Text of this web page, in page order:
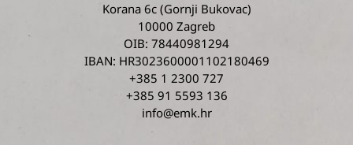
Korana 6c(Gornji Bukovac)
10000 Zagreb
OIB: 78440981294
IBAN: HR3023600001102180469
+385 1 2300 727
+385 91 5593 136
info@emk.hr